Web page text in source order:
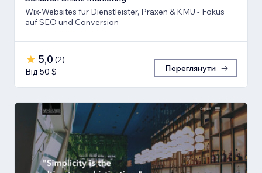
Wix-Websites für Dienstleister, Praxen & KMU - Fokus
auf SEO und Conversion
5,0 (2)
Від 50 $
Переглянути